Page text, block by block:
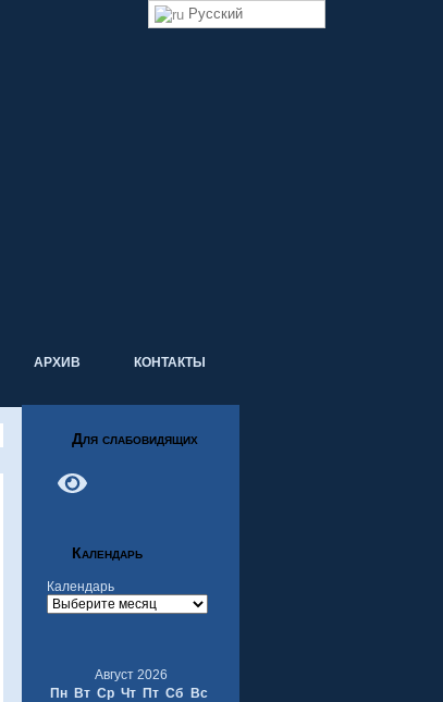
АРХИВ КОНТАКТЫ
Для слабовидящих
Календарь
Календарь
Август 2026
Пн Вт Ср Чт Пт Сб Вс
Русский